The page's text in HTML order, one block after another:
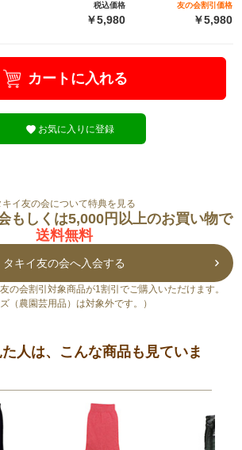
税込価格
￥5,980
友の会割引価格
￥5,980
カートに入れる
お気に入りに登録
キイ友の会について特典を見る
もしくは5,000円以上のお買い物で
送料無料
タキイ友の会へ入会する
の会割引対象商品が1割引でご購入いただけます。
（農園芸用品）は対象外です。）
人は、こんな商品も見ていま